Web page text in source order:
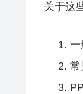
关于这
一
常